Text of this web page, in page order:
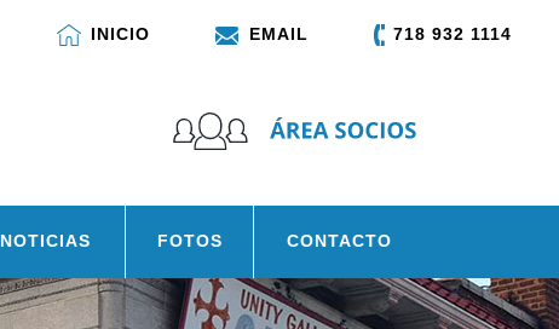
INICIO EMAIL 718 932 1114
NOTICIAS FOTOS CONTACTO